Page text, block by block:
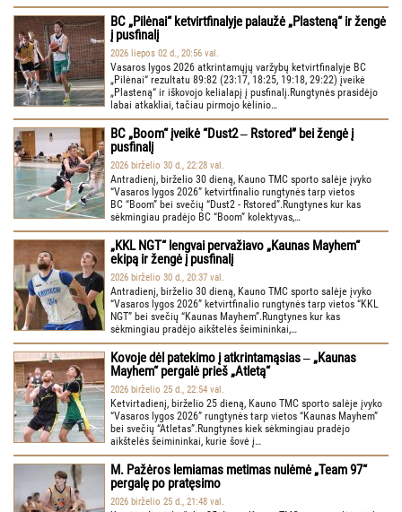
BC „Pilėnai“ ketvirtfinalyje palaužė „Plasteną“ ir žengė
į pusfinalį
2026 liepos 02 d., 20:56 val.
Vasaros lygos 2026 atkrintamųjų varžybų ketvirtfinalyje BC
„Pilėnai“ rezultatu 89:82 (23:17, 18:25, 19:18, 29:22) įveikė
„Plasteną“ ir iškovojo kelialapį į pusfinalį.Rungtynės prasidėjo
labai atkakliai, tačiau pirmojo kėlinio…
BC „Boom“ įveikė “Dust2 ‒ Rstored” bei žengė į
pusfinalį
2026 birželio 30 d., 22:28 val.
Antradienį, birželio 30 dieną, Kauno TMC sporto salėje įvyko
“Vasaros lygos 2026” ketvirtfinalio rungtynės tarp vietos
BC “Boom” bei svečių “Dust2 - Rstored”.Rungtynes kur kas
sėkmingiau pradėjo BC “Boom” kolektyvas,…
„KKL NGT“ lengvai pervažiavo „Kaunas Mayhem“
ekipą ir žengė į pusfinalį
2026 birželio 30 d., 20:37 val.
Antradienį, birželio 30 dieną, Kauno TMC sporto salėje įvyko
“Vasaros lygos 2026” ketvirtfinalio rungtynės tarp vietos “KKL
NGT” bei svečių “Kaunas Mayhem”.Rungtynes kur kas
sėkmingiau pradėjo aikštelės šeimininkai,…
Kovoje dėl patekimo į atkrintamąsias ‒ „Kaunas
Mayhem“ pergalė prieš „Atletą“
2026 birželio 25 d., 22:54 val.
Ketvirtadienį, birželio 25 dieną, Kauno TMC sporto salėje įvyko
“Vasaros lygos 2026” rungtynės tarp vietos “Kaunas Mayhem”
bei svečių “Atletas”.Rungtynes kiek sėkmingiau pradėjo
aikštelės šeimininkai, kurie šovė į…
M. Pažėros lemiamas metimas nulėmė „Team 97“
pergalę po pratęsimo
2026 birželio 25 d., 21:48 val.